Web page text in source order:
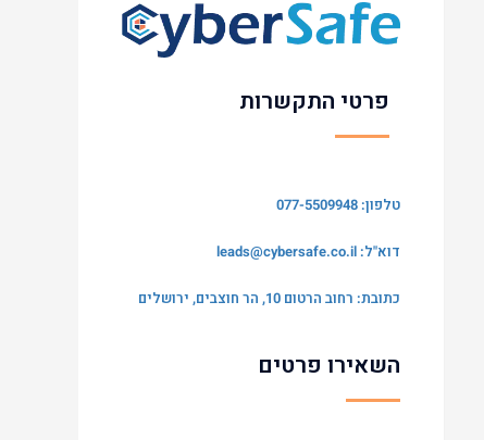
פרטי התקשרות
טלפון: 077-5509948
דוא"ל: leads@cybersafe.co.il
כתובת: רחוב הרטום 10, הר חוצבים, ירושלים
השאירו פרטים